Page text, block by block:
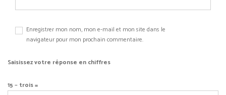
Enregistrer mon nom, mon e-mail et mon site dans le
navigateur pour mon prochain commentaire.
Saisissez votre réponse en chiffres
15 − trois =